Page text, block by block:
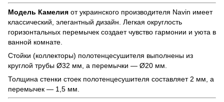
Модель Камелия от украинского производителя Navin имеет
классический, элегантный дизайн. Легкая округлость
горизонтальных перемычек создает чувство гармонии и уюта в
ванной комнате.
Стойки (коллекторы) полотенцесушителя выполнены из
круглой трубы Ø32 мм, а перемычки — Ø20 мм.
Толщина стенки стоек полотенцесушителя составляет 2 мм, а
перемычек — 1,5 мм.